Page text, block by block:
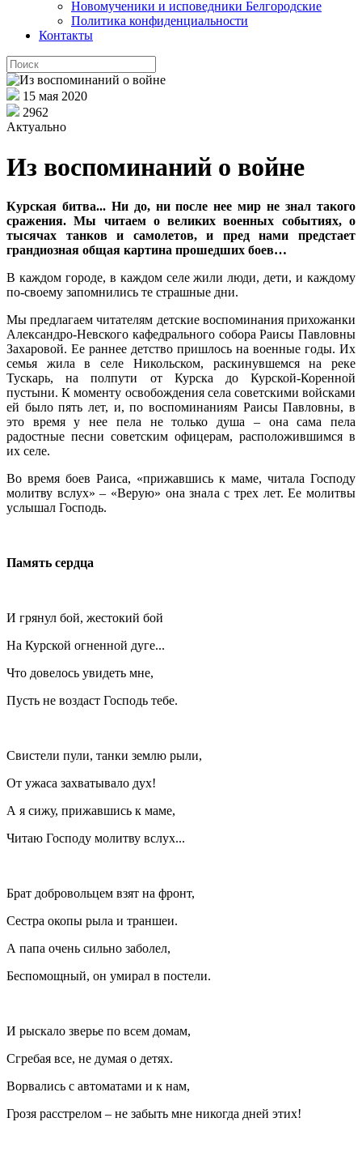
Новомученики и исповедники Белгородские
Политика конфиденциальности
Контакты
15 мая 2020
2962
Актуально
Из воспоминаний о войне
Курская битва... Ни до, ни после нее мир не знал такого
сражения. Мы читаем о великих военных событиях, о
тысячах танков и самолетов, и пред нами предстает
грандиозная общая картина прошедших боев…
В каждом городе, в каждом селе жили люди, дети, и каждому
по-своему запомнились те страшные дни.
Мы предлагаем читателям детские воспоминания прихожанки
Александро-Невского кафедрального собора Раисы Павловны
Захаровой. Ее раннее детство пришлось на военные годы. Их
семья жила в селе Никольском, раскинувшемся на реке
Тускарь, на полпути от Курска до Курской-Коренной
пустыни. К моменту освобождения села советскими войсками
ей было пять лет, и, по воспоминаниям Раисы Павловны, в
это время у нее пела не только душа – она сама пела
радостные песни советским офицерам, расположившимся в
их селе.
Во время боев Раиса, «прижавшись к маме, читала Господу
молитву вслух» – «Верую» она знала с трех лет. Ее молитвы
услышал Господь.
Память сердца
И грянул бой, жестокий бой
На Курской огненной дуге...
Что довелось увидеть мне,
Пусть не воздаст Господь тебе.
Свистели пули, танки землю рыли,
От ужаса захватывало дух!
А я сижу, прижавшись к маме,
Читаю Господу молитву вслух...
Брат добровольцем взят на фронт,
Сестра окопы рыла и траншеи.
А папа очень сильно заболел,
Беспомощный, он умирал в постели.
И рыскало зверье по всем домам,
Сгребая все, не думая о детях.
Ворвались с автоматами и к нам,
Грозя расстрелом – не забыть мне никогда дней этих!